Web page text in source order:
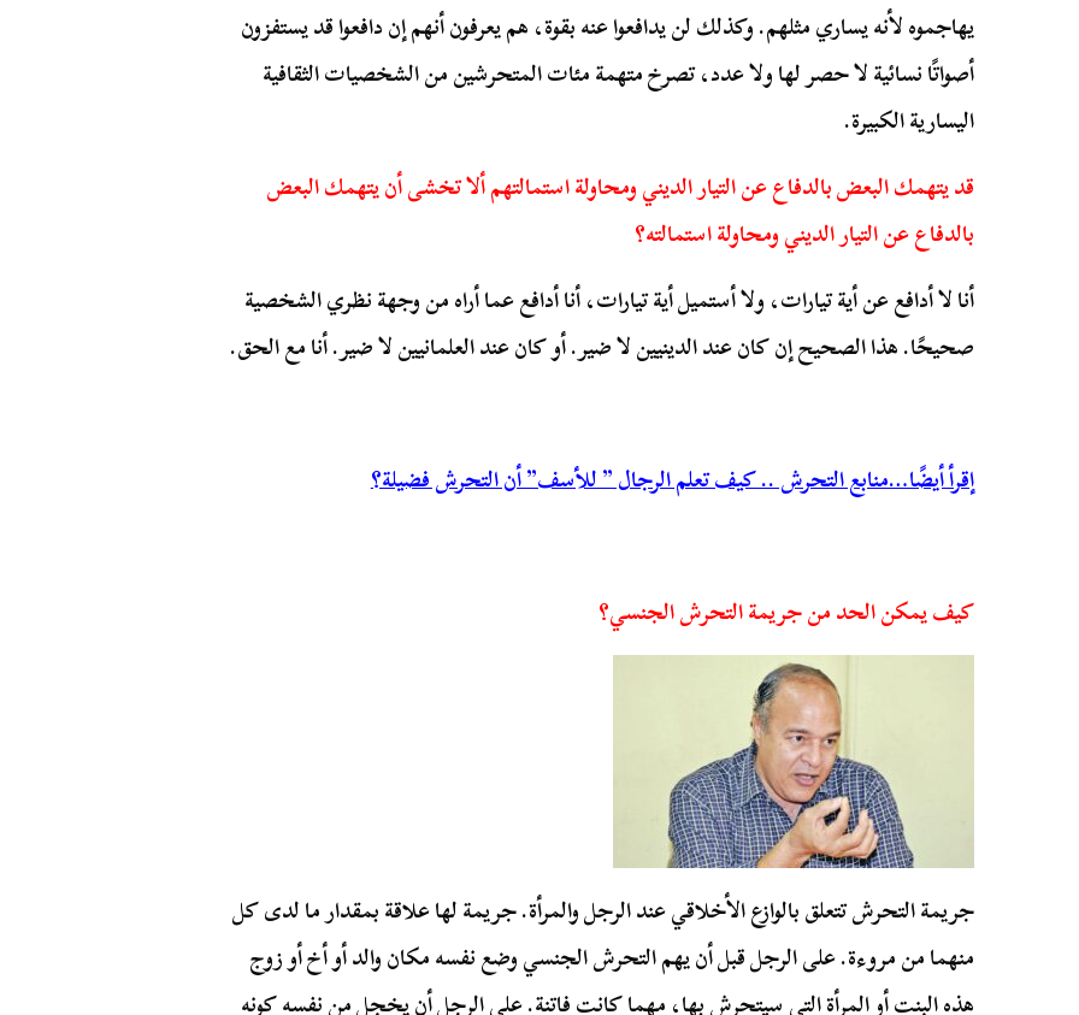
يهاجموه لأنه يساري مثلهم. وكذلك لن يدافعوا عنه بقوة، هم يعرفون أنهم إن دافعوا قد يستفزون
أصواتًا نسائية لا حصر لها ولا عدد، تصرخ متهمة مئات المتحرشين من الشخصيات الثقافية
اليسارية الكبيرة.
قد يتهمك البعض بالدفاع عن التيار الديني ومحاولة استمالتهم ألا تخشى أن يتهمك البعض
بالدفاع عن التيار الديني ومحاولة استمالته؟
أنا لا أدافع عن أية تيارات، ولا أستميل أية تيارات، أنا أدافع عما أراه من وجهة نظري الشخصية
صحيحًا. هذا الصحيح إن كان عند الدينيين لا ضير. أو كان عند العلمانيين لا ضير. أنا مع الحق.
إقرأ أيضًا…منابع التحرش .. كيف تعلم الرجال ” للأسف” أن التحرش فضيلة؟
كيف يمكن الحد من جريمة التحرش الجنسي؟
جريمة التحرش تتعلق بالوازع الأخلاقي عند الرجل والمرأة. جريمة لها علاقة بمقدار ما لدى كل
منهما من مروءة. على الرجل قبل أن يهم التحرش الجنسي وضع نفسه مكان والد أو أخ أو زوج
هذه البنت أو المرأة التي سيتحرش بها، مهما كانت فاتنة. على الرجل أن يخجل من نفسه كونه